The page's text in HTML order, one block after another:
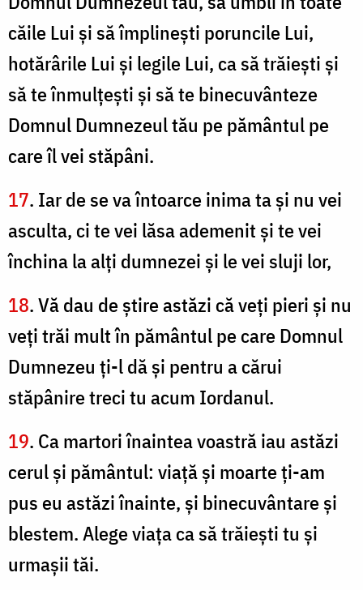
căile Lui şi să împlineşti poruncile Lui,
hotărârile Lui şi legile Lui, ca să trăieşti şi
să te înmulţeşti şi să te binecuvânteze
Domnul Dumnezeul tău pe pământul pe
care îl vei stăpâni.
17. Iar de se va întoarce inima ta şi nu vei
asculta, ci te vei lăsa ademenit şi te vei
închina la alţi dumnezei şi le vei sluji lor,
18. Vă dau de ştire astăzi că veţi pieri şi nu
veţi trăi mult în pământul pe care Domnul
Dumnezeu ţi-l dă şi pentru a cărui
stăpânire treci tu acum Iordanul.
19. Ca martori înaintea voastră iau astăzi
cerul şi pământul: viaţă şi moarte ți-am
pus eu astăzi înainte, şi binecuvântare şi
blestem. Alege viaţa ca să trăieşti tu şi
urmaşii tăi.